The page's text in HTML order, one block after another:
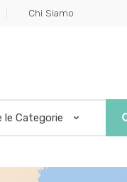
Chi Siamo